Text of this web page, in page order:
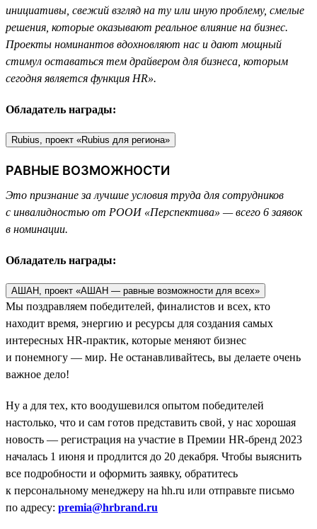
инициативы, свежий взгляд на ту или иную проблему, смелые
решения, которые оказывают реальное влияние на бизнес.
Проекты номинантов вдохновляют нас и дают мощный
стимул оставаться тем драйвером для бизнеса, которым
сегодня является функция HR».
Обладатель награды:
Rubius, проект «Rubius для региона»
РАВНЫЕ ВОЗМОЖНОСТИ
Это признание за лучшие условия труда для сотрудников
с инвалидностью от РООИ «Перспектива» — всего 6 заявок
в номинации.
Обладатель награды:
АШАН, проект «АШАН — равные возможности для всех»
Мы поздравляем победителей, финалистов и всех, кто
находит время, энергию и ресурсы для создания самых
интересных HR-практик, которые меняют бизнес
и понемногу — мир. Не останавливайтесь, вы делаете очень
важное дело!
Ну а для тех, кто воодушевился опытом победителей
настолько, что и сам готов представить свой, у нас хорошая
новость — регистрация на участие в Премии HR-бренд 2023
началась 1 июня и продлится до 20 декабря. Чтобы выяснить
все подробности и оформить заявку, обратитесь
к персональному менеджеру на hh.ru или отправьте письмо
по адресу: premia@hrbrand.ru